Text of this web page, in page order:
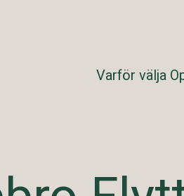
Varför välja